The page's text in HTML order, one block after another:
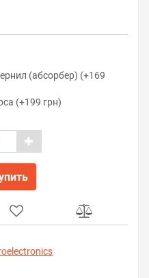
(абсорбер) (+169
(+199 грн)